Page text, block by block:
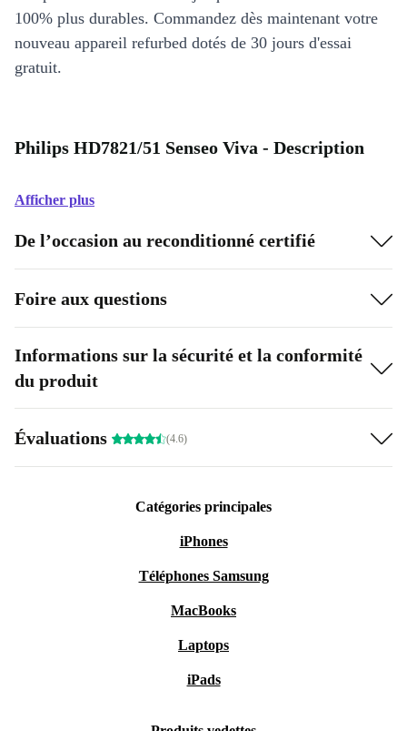
100% plus durables. Commandez dès maintenant votre
nouveau appareil refurbed dotés de 30 jours d'essai
gratuit.
Philips HD7821/51 Senseo Viva - Description
Afficher plus
De l’occasion au reconditionné certifié
Foire aux questions
Informations sur la sécurité et la conformité
du produit
Évaluations (4.6)
Catégories principales
iPhones
Téléphones Samsung
MacBooks
Laptops
iPads